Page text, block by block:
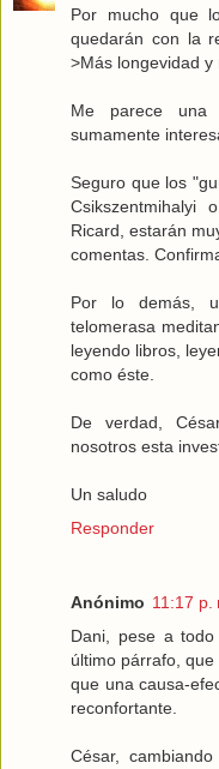
Por mucho que
quedarán con la
>Más longevidad y
Me parece una
sumamente
Seguro que los
Csikszentmihalyi
Ricard, estarán
comentas.
Por lo demás,
telomerasa
leyendo libros,
como éste.
De verdad,
nosotros esta
Un saludo
Responder
Anónimo 11:17 p.
Dani, pese a
último párrafo,
que una causa-
reconfortante.
César,